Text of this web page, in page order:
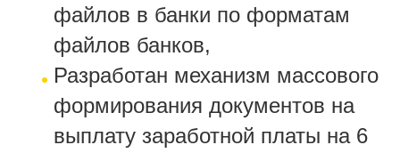
файлов в банки по форматам
файлов банков,
Разработан механизм массового
формирования документов на
выплату заработной платы на 6